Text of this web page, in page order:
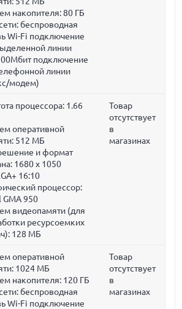
накопителя:80 ГБ
беспроводная
Wi-Fi подключение
линии
подключение
линии
модем)
процессора: 1.66
оперативной
512 МБ
и формат
1680 x 1050
16:10
процессор:
GMA 950
видеопамяти (для
ресурсоемких
128 МБ
Товар
отсутствует
в
магазинах
оперативной
1024 МБ
накопителя: 120 ГБ
беспроводная
Wi-Fi подключение
Товар
отсутствует
в
магазинах